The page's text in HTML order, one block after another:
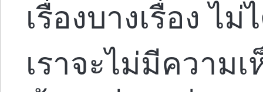
เรื่องบางเรื่อง ไ
เราจะไม่มีความเ